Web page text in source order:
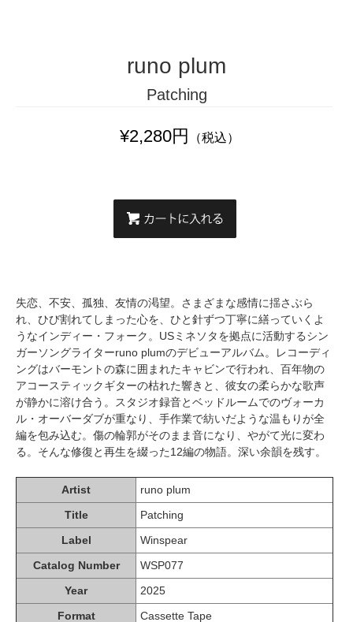
runo plum
Patching
¥2,280円 （税込）
失恋、不安、孤独、友情の渇望。さまざまな感情に揺さぶら
れ、ひび割れてしまった心を、ひと針ずつ丁寧に繕っていくよ
うなインディー・フォーク。USミネソタを拠点に活動するシン
ガーソングライターruno plumのデビューアルバム。レコーディ
ングはバーモントの森に囲まれたキャビンで行われ、百年物の
アコースティックギターの枯れた響きと、彼女の柔らかな歌声
が静かに溶け合う。スタジオ録音とベッドルームでのヴォーカ
ル・オーバーダブが重なり、手作業で紡いだような温もりが全
編を包み込む。傷の輪郭がそのまま音になり、やがて光に変わ
る。そんな修復と再生を綴った12編の物語。深い余韻を残す。
Artist
runo plum
Title
Patching
Label
Winspear
Catalog Number
WSP077
Year
2025
Format
Cassette Tape